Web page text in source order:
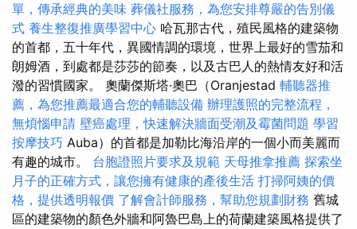
單，傳承經典的美味 葬儀社服務，為您安排尊嚴的告別儀
式 養生整復推廣學習中心 哈瓦那古代，殖民風格的建築物
的首都，五十年代，異國情調的環境，世界上最好的雪茄和
朗姆酒，到處都是莎莎的節奏，以及古巴人的熱情友好和活
潑的習慣國家。 奧蘭傑斯塔·奧巴（Oranjestad 輔聽器推
薦，為您推薦最適合您的輔聽設備 辦理護照的完整流程，
無煩惱申請 壁癌處理，快速解決牆面受潮及霉菌問題 學習
按摩技巧 Auba）的首都是加勒比海沿岸的一個小而美麗而
有趣的城市。 台胞證照片要求及規範 天母推拿推薦 探索坐
月子的正確方式，讓您擁有健康的產後生活 打掃阿姨的價
格，提供透明報價 了解會計師服務，幫助您規劃財務 舊城
區的建築物的顏色外牆和阿魯巴島上的荷蘭建築風格提供了